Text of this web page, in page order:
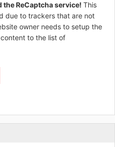
the ReCaptcha service! This
due to trackers that are not
owner needs to setup the
to the list of